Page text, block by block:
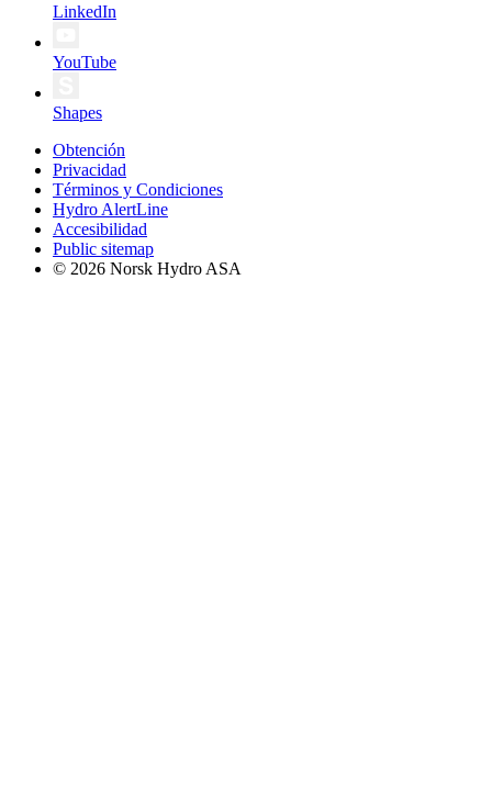
LinkedIn
YouTube
Shapes
Obtención
Privacidad
Términos y Condiciones
Hydro AlertLine
Accesibilidad
Public sitemap
© 2026 Norsk Hydro ASA